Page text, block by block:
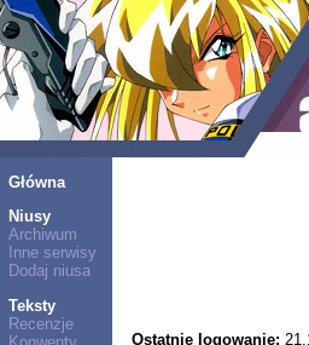
Główna
Niusy
Archiwum
Inne serwisy
Dodaj niusa
Teksty
Recenzje
Ostatnie logowanie: